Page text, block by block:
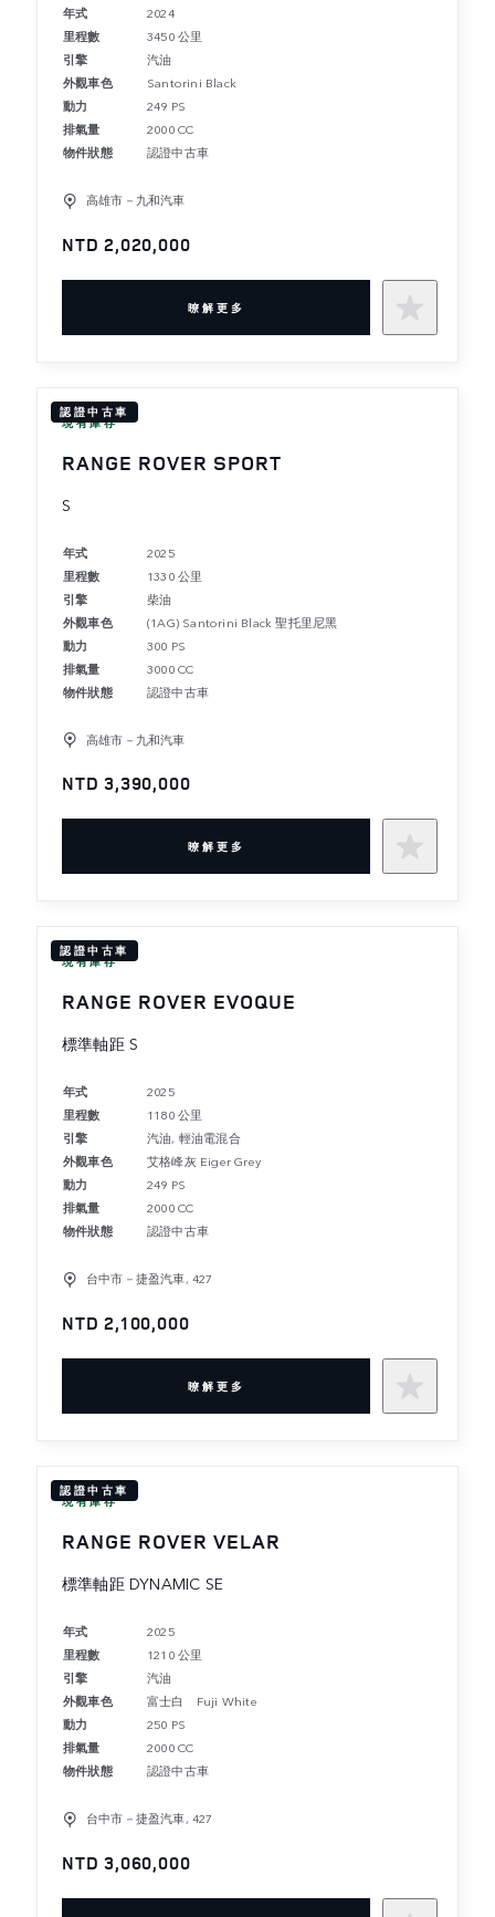
年式
2024
里程數
3450 公里
引擎
汽油
外觀車色
Santorini Black
動力
249 PS
排氣量
2000 CC
物件狀態
認證中古車
高雄市－九和汽車
NTD 2,020,000
暸解更多
認證中古車
現有庫存
RANGE ROVER SPORT
S
年式
2025
里程數
1330 公里
引擎
柴油
外觀車色
(1AG) Santorini Black 聖托里尼黑
動力
300 PS
排氣量
3000 CC
物件狀態
認證中古車
高雄市－九和汽車
NTD 3,390,000
暸解更多
認證中古車
現有庫存
RANGE ROVER EVOQUE
標準軸距 S
年式
2025
里程數
1180 公里
引擎
汽油, 輕油電混合
外觀車色
艾格峰灰 Eiger Grey
動力
249 PS
排氣量
2000 CC
物件狀態
認證中古車
台中市－捷盈汽車, 427
NTD 2,100,000
暸解更多
認證中古車
現有庫存
RANGE ROVER VELAR
標準軸距 DYNAMIC SE
年式
2025
里程數
1210 公里
引擎
汽油
外觀車色
富士白 Fuji White
動力
250 PS
排氣量
2000 CC
物件狀態
認證中古車
台中市－捷盈汽車, 427
NTD 3,060,000